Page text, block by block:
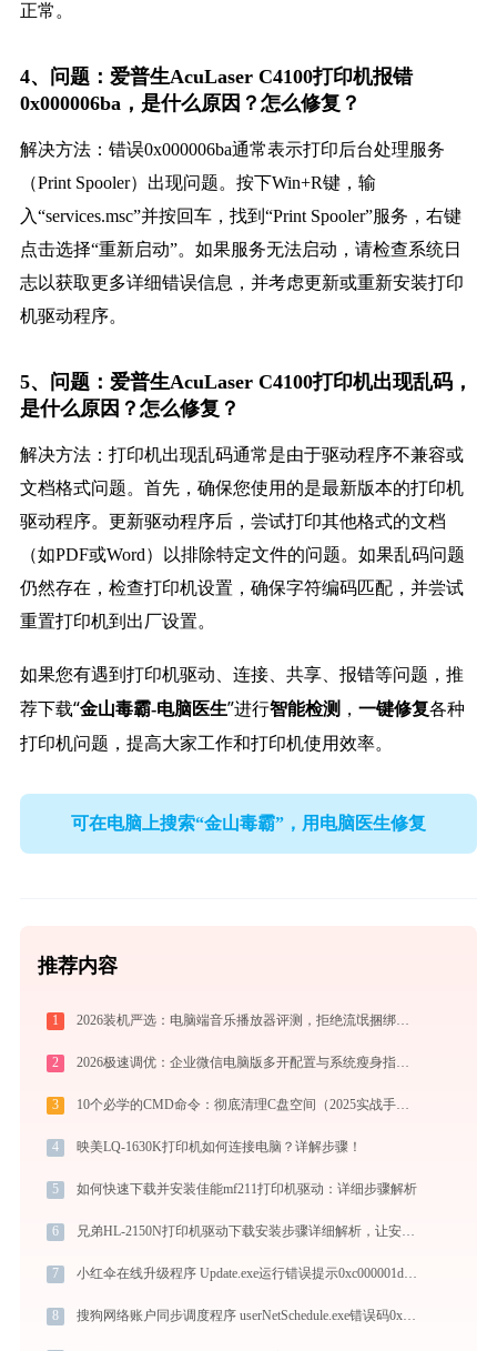
正常。
4、问题：爱普生AcuLaser C4100打印机报错
0x000006ba，是什么原因？怎么修复？
解决方法：错误0x000006ba通常表示打印后台处理服务
（Print Spooler）出现问题。按下Win+R键，输
入“services.msc”并按回车，找到“Print Spooler”服务，右键
点击选择“重新启动”。如果服务无法启动，请检查系统日
志以获取更多详细错误信息，并考虑更新或重新安装打印
机驱动程序。
5、问题：爱普生AcuLaser C4100打印机出现乱码，
是什么原因？怎么修复？
解决方法：打印机出现乱码通常是由于驱动程序不兼容或
文档格式问题。首先，确保您使用的是最新版本的打印机
驱动程序。更新驱动程序后，尝试打印其他格式的文档
（如PDF或Word）以排除特定文件的问题。如果乱码问题
仍然存在，检查打印机设置，确保字符编码匹配，并尝试
重置打印机到出厂设置。
如果您有遇到打印机驱动、连接、共享、报错等问题，推
荐下载“金山毒霸-电脑医生”进行智能检测， 一键修复各种
打印机问题，提高大家工作和打印机使用效率。
可在电脑上搜索“金山毒霸”，用电脑医生修复
推荐内容
1 2026装机严选：电脑端音乐播放器评测，拒绝流氓捆绑，还原极致无损心流音质
2 2026极速调优：企业微信电脑版多开配置与系统瘦身指南，拒绝流氓捆绑
3 10个必学的CMD命令：彻底清理C盘空间（2025实战手册）
4 映美LQ-1630K打印机如何连接电脑？详解步骤！
5 如何快速下载并安装佳能mf211打印机驱动：详细步骤解析
6 兄弟HL-2150N打印机驱动下载安装步骤详细解析，让安装更简单
7 小红伞在线升级程序 Update.exe运行错误提示0xc000001d的解决办法
8 搜狗网络账户同步调度程序 userNetSchedule.exe错误码0xc0000006处理办法